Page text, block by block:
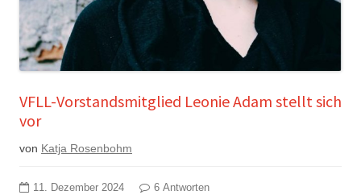
VFLL-Vorstandsmitglied Leonie Adam stellt sich
vor
von Katja Rosenbohm
11. Dezember 2024 6 Antworten